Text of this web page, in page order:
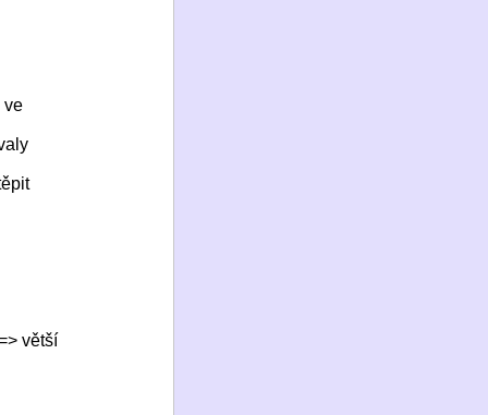
ve
větší